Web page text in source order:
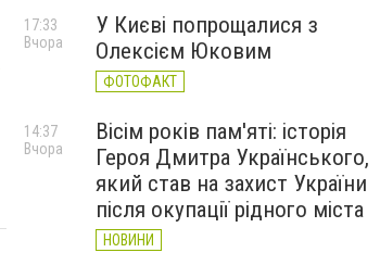
У Києві попрощалися з
Олексієм Юковим
ФОТОФАКТ
17:33
Вчора
Вісім років пам'яті: історія
Героя Дмитра Українського,
який став на захист України
після окупації рідного міста
НОВИНИ
14:37
Вчора